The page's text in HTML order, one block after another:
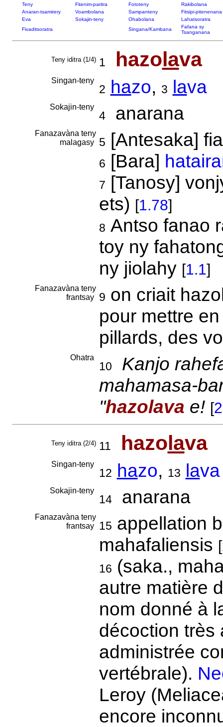
Teny Fitenim-paritra Fototeny
Rakibolana
Anaran-tsamirery
Voambolana Sampanteny
Fitsipi-pitenenana
Eva
Sokajin-teny Ohabolana
Lahatsoratra
Fivaditsoratra
Singana/Kambana
Fafana sy
Tsanganana
Teny iditra (1/4) 1 hazolava
Singan-teny
2 hazo, 3 lava
Sokajin-teny
4anarana
Fanazavàna teny
malagasy
5 [Antesaka]
6 [Bara]
7 [Tanosy]
ets) [1.78]
8 Antso fanao
toy ny
ny jiolahy [1.1]
Fanazavàna teny
frantsay
9 on criait
pour mettre
pillards, des
Ohatra
10
Kanjo
mahamasa-
"hazolava e! [
Teny iditra (2/4) 11 hazolava
Singan-teny
12 hazo, 13 lava
Sokajin-teny
14anarana
Fanazavàna teny
frantsay
15 appellation
mahafaliensis [
16 (saka.,
autre matière
nom donné à
décoction très
administrée
vertébrale).
Leroy
encore